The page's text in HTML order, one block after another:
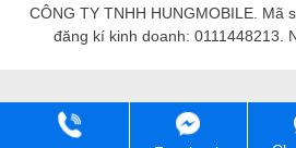
CÔNG TY TNHH HUNGMOBILE. Mã
đăng kí kinh doanh: 0111448213.